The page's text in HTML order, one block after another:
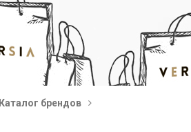
Каталог брендов